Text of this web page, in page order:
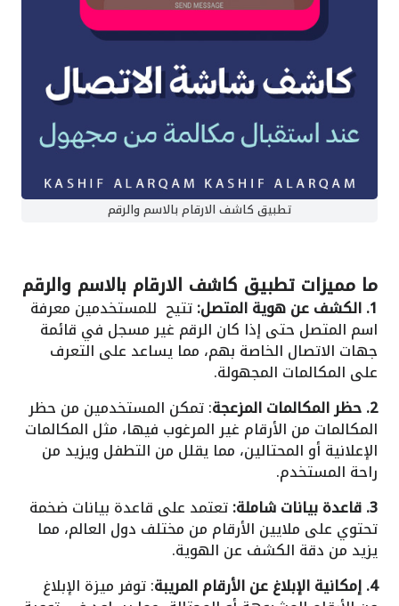
تطبيق كاشف الارقام بالاسم والرقم
ما مميزات تطبيق كاشف الارقام بالاسم والرقم
1. الكشف عن هوية المتصل: تتيح للمستخدمين معرفة
اسم المتصل حتى إذا كان الرقم غير مسجل في قائمة
جهات الاتصال الخاصة بهم، مما يساعد على التعرف
على المكالمات المجهولة.
2. حظر المكالمات المزعجة
: تمكن المستخدمين من حظر
المكالمات من الأرقام غير المرغوب فيها، مثل المكالمات
الإعلانية أو المحتالين، مما يقلل من التطفل ويزيد من
راحة المستخدم.
3. قاعدة بيانات شاملة:
تعتمد على قاعدة بيانات ضخمة
تحتوي على ملايين الأرقام من مختلف دول العالم، مما
يزيد من دقة الكشف عن الهوية.
4. إمكانية الإبلاغ عن الأرقام المريبة
: توفر ميزة الإبلاغ